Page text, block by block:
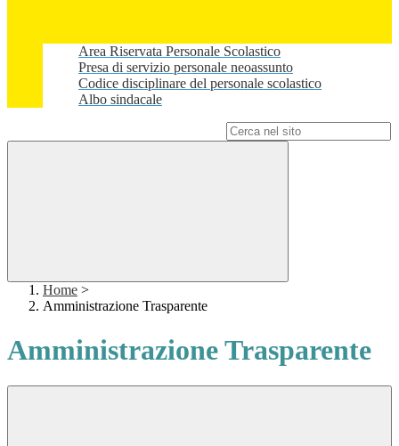
Area Riservata Personale Scolastico
Presa di servizio personale neoassunto
Codice disciplinare del personale scolastico
Albo sindacale
Home >
Amministrazione Trasparente
Amministrazione Trasparente